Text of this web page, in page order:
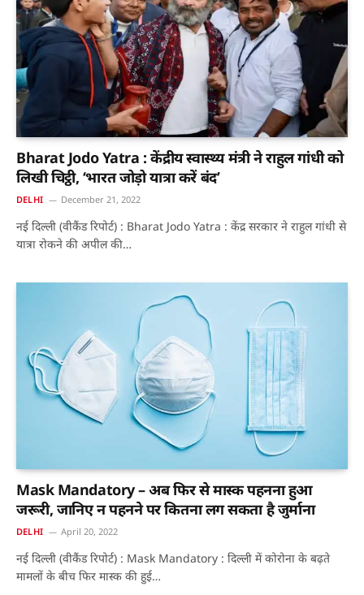
Bharat Jodo Yatra : केंद्रीय स्वास्थ्य मंत्री ने राहुल गांधी को
लिखी चिट्ठी, ‘भारत जोड़ो यात्रा करें बंद’
DELHI December 21, 2022
नई दिल्ली (वीकैंड रिपोर्ट) : Bharat Jodo Yatra : केंद्र सरकार ने राहुल गांधी से
यात्रा रोकने की अपील की…
Mask Mandatory – अब फिर से मास्क पहनना हुआ
जरूरी, जानिए न पहनने पर कितना लग सकता है जुर्माना
DELHI April 20, 2022
नई दिल्ली (वीकैंड रिपोर्ट) : Mask Mandatory : दिल्ली में कोरोना के बढ़ते
मामलों के बीच फिर मास्क की हुई…